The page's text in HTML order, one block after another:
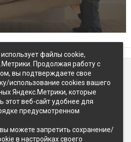
ул Восточное-шоссе, д.5
файлы cookie,
Продолжая работу с
вы подтверждаете свое
использование cookies вашего
Яндекс.Метрики, которые
этот веб-сайт удобнее для
предусмотренном
можете запретить сохранение/
в настройках своего